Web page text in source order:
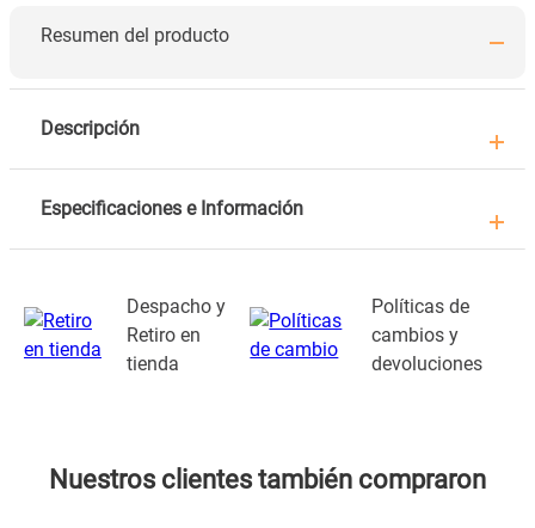
Resumen del producto
Descripción
Especificaciones e Información
Despacho y
Retiro en
tienda
Políticas de
cambios y
devoluciones
Nuestros clientes también compraron